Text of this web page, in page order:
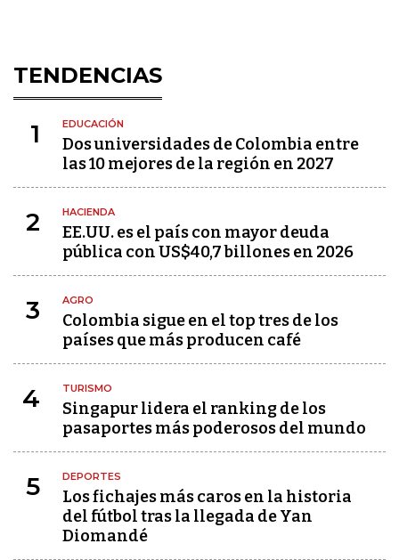
TENDENCIAS
1 EDUCACIÓN
Dos universidades de Colombia entre
las 10 mejores de la región en 2027
2 HACIENDA
EE.UU. es el país con mayor deuda
pública con US$40,7 billones en 2026
3 AGRO
Colombia sigue en el top tres de los
países que más producen café
4 TURISMO
Singapur lidera el ranking de los
pasaportes más poderosos del mundo
5 DEPORTES
Los fichajes más caros en la historia
del fútbol tras la llegada de Yan
Diomandé